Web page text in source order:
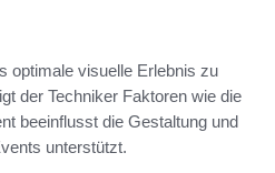
optimale visuelle Erlebnis zu
der Techniker Faktoren wie die
beeinflusst die Gestaltung und
unterstützt.